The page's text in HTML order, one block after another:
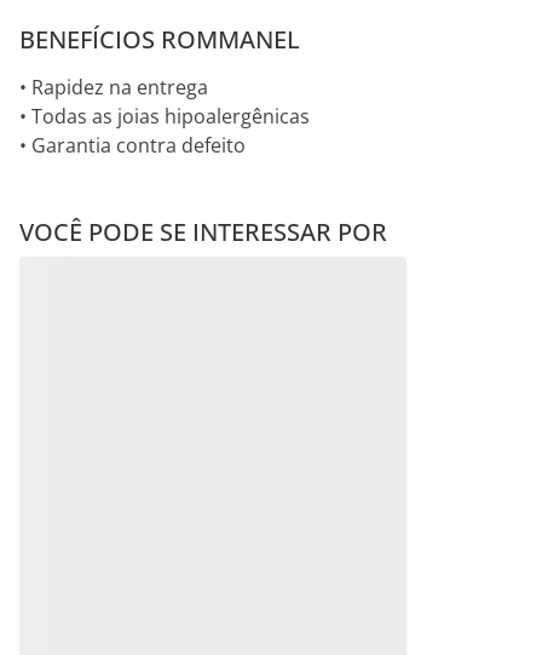
BENEFÍCIOS ROMMANEL
• Rapidez na entrega
• Todas as joias hipoalergênicas
• Garantia contra defeito
VOCÊ PODE SE INTERESSAR POR